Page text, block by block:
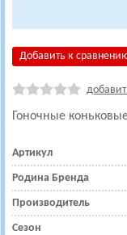
Добавить к
Гоночные
Артикул
Родина Бренда
Производитель
Сезон